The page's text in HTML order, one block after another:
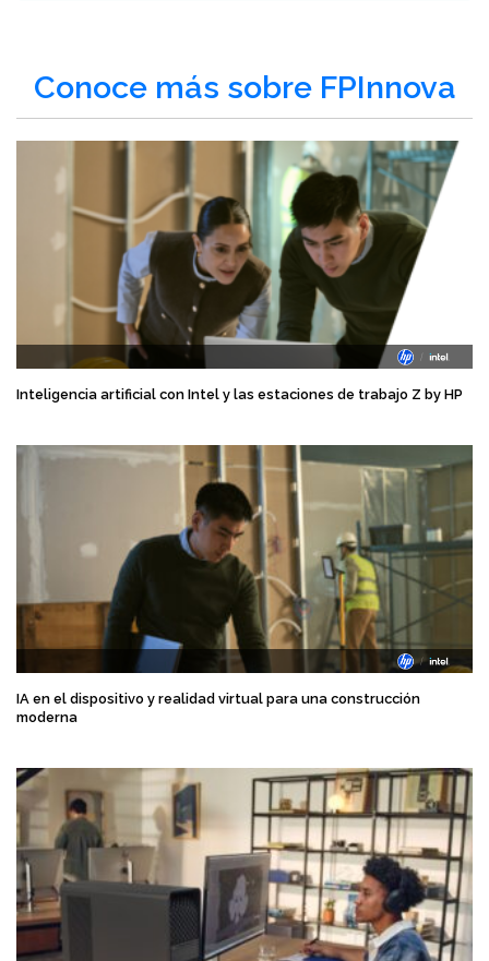
Conoce más sobre FPInnova
Inteligencia artificial con Intel y las estaciones de trabajo Z by HP
IA en el dispositivo y realidad virtual para una construcción
moderna